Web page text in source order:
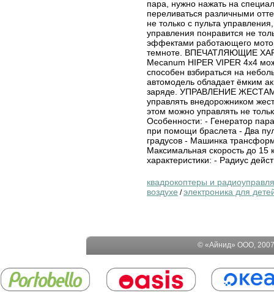
пара, нужно нажать на
переливаться различными
не только с пульта
управления понравится не
эффектами работающего
темноте. ВПЕЧАТЛЯЮЩИЕ
Mecanum HIPER VIPER 4х4
способен взбираться на
автомодель обладает ёмким
заряде. УПРАВЛЕНИЕ
управлять внедорожником
этом можно управлять не
Особенности: - Генератор
при помощи браслета - Два
градусов - Машинка
Максимальная скорость до 15
характеристики: - Радиус
квадрокоптеры и
воздухе /электроника для
© «Айнид» ООО,